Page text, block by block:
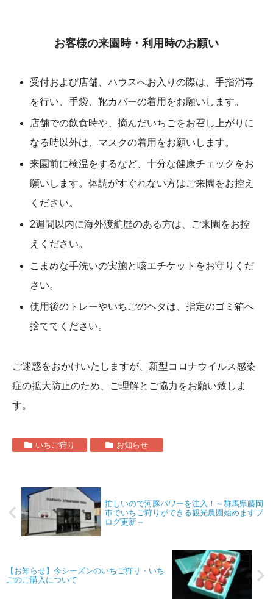
お客様の来園時・利用時のお願い
受付および店舗、ハウスへお入りの際は、手指消毒
を行い、手袋、靴カバーの着用をお願いします。
店舗での飲食時や、摘んだいちごをお召し上がりに
なる時以外は、マスクの着用をお願いします。
来園前に検温をするなど、十分な健康チェックをお
願いします。体調がすぐれない方はご来園をお控え
ください。
2週間以内に海外渡航歴のある方は、ご来園をお控
えください。
こまめな手洗いの実施と咳エチケットをお守りくだ
さい。
使用後のトレーやいちごのヘタは、指定のゴミ箱へ
捨ててください。
ご迷惑をおかけいたしますが、新型コロナウイルス感染
症の拡大防止のため、ご理解とご協力をお願い致しま
す。
いちご狩り お知らせ
忙しいので河豚パワーを注入！～群馬県藤岡
市でいちご狩りができる観光農園始めますブ
ログ更新～
【お知らせ】今シーズンのいちご狩り・いち
ごのご購入について